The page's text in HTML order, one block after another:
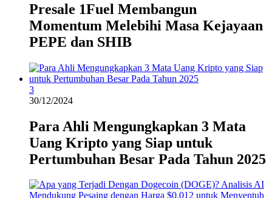
Presale 1Fuel Membangun
Momentum Melebihi Masa Kejayaan
PEPE dan SHIB
3
30/12/2024
Para Ahli Mengungkapkan 3 Mata
Uang Kripto yang Siap untuk
Pertumbuhan Besar Pada Tahun 2025